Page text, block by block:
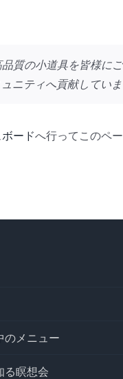
質の小道具を皆様
ニティへ貢献していま
ードへ行ってこのペ
のメニュー
る瞑想会